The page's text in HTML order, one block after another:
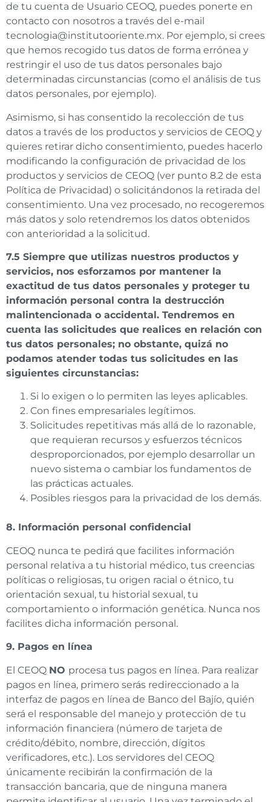
de tu cuenta de Usuario CEOQ, puedes ponerte en
contacto con nosotros a través del e-mail
tecnologia@institutooriente.mx. Por ejemplo, si crees
que hemos recogido tus datos de forma errónea y
restringir el uso de tus datos personales bajo
determinadas circunstancias (como el análisis de tus
datos personales, por ejemplo).
Asimismo, si has consentido la recolección de tus
datos a través de los productos y servicios de CEOQ y
quieres retirar dicho consentimiento, puedes hacerlo
modificando la configuración de privacidad de los
productos y servicios de CEOQ (ver punto 8.2 de esta
Política de Privacidad) o solicitándonos la retirada del
consentimiento. Una vez procesado, no recogeremos
más datos y solo retendremos los datos obtenidos
con anterioridad a la solicitud.
7.5 Siempre que utilizas nuestros productos y
servicios, nos esforzamos por mantener la
exactitud de tus datos personales y proteger tu
información personal contra la destrucción
malintencionada o accidental. Tendremos en
cuenta las solicitudes que realices en relación con
tus datos personales; no obstante, quizá no
podamos atender todas tus solicitudes en las
siguientes circunstancias:
Si lo exigen o lo permiten las leyes aplicables.
Con fines empresariales legítimos.
Solicitudes repetitivas más allá de lo razonable,
que requieran recursos y esfuerzos técnicos
desproporcionados, por ejemplo desarrollar un
nuevo sistema o cambiar los fundamentos de
las prácticas actuales.
Posibles riesgos para la privacidad de los demás.
8. Información personal confidencial
CEOQ nunca te pedirá que facilites información
personal relativa a tu historial médico, tus creencias
políticas o religiosas, tu origen racial o étnico, tu
orientación sexual, tu historial sexual, tu
comportamiento o información genética. Nunca nos
facilites dicha información personal.
9. Pagos en línea
El CEOQ NO procesa tus pagos en línea. Para realizar
pagos en línea, primero serás redireccionado a la
interfaz de pagos en línea de Banco del Bajío, quién
será el responsable del manejo y protección de tu
información financiera (número de tarjeta de
crédito/débito, nombre, dirección, dígitos
verificadores, etc.). Los servidores del CEOQ
únicamente recibirán la confirmación de la
transacción bancaria, que de ninguna manera